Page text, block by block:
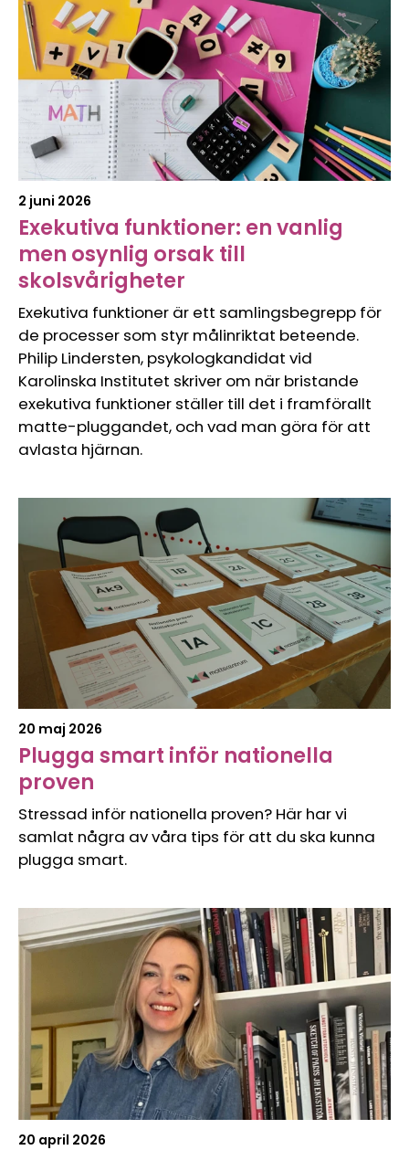
2 juni 2026
Exekutiva funktioner: en vanlig
men osynlig orsak till
skolsvårigheter
Exekutiva funktioner är ett samlingsbegrepp för
de processer som styr målinriktat beteende.
Philip Lindersten, psykologkandidat vid
Karolinska Institutet skriver om när bristande
exekutiva funktioner ställer till det i framförallt
matte-pluggandet, och vad man göra för att
avlasta hjärnan.
20 maj 2026
Plugga smart inför nationella
proven
Stressad inför nationella proven? Här har vi
samlat några av våra tips för att du ska kunna
plugga smart.
20 april 2026